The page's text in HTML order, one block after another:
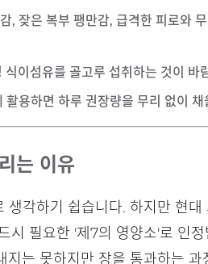
, 잦은 복부 팽만감, 급격한 피로와
이섬유를 골고루 섭취하는 것이 바
용하면 하루 권장량을 무리 없이 채
는 이유
각하기 쉽습니다. 하지만 현대
시 필요한 '제7의 영양소'로 인
는 못하지만 장을 통과하는 과